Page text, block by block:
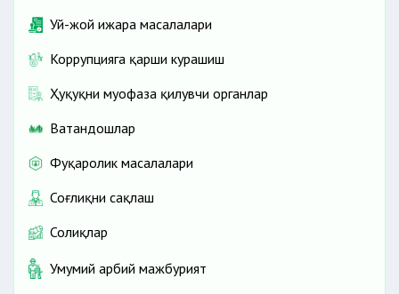
Уй-жой ижара масалалари
Коррупцияга қарши курашиш
Ҳуқуқни муҳофаза қилувчи органлар
Ватандошлар
Фуқаролик масалалари
Соғлиқни сақлаш
Солиқлар
Умумий ҳарбий мажбурият